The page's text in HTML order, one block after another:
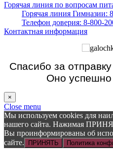
Горячая линия по вопросам
Горячая линия Гимназии:
Телефон доверия: 8-800-
Контактная информация
Спасибо за
Оно успешно
×
Close menu
Мы используем cookies для
нашего сайта. Нажимая
Вы проинформированы об
сайте.
ПРИНЯТЬ Политика